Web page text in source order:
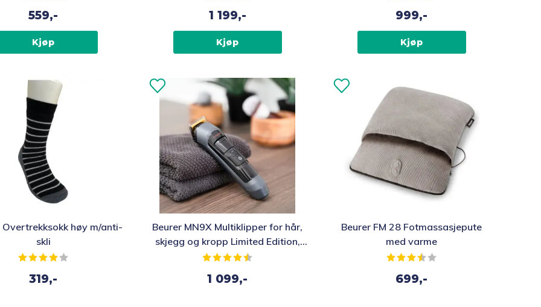
559,-
Kjøp
1 199,-
Kjøp
999,-
Kjøp
Overtrekksokk høy m/anti-
skli
Karakter:
319,-
Beurer MN9X Multiklipper for hår,
skjegg og kropp Limited Edition,
Grå
Karakter:
1 099,-
Beurer FM 28 Fotmassasjepute
med varme
Karakter:
699,-